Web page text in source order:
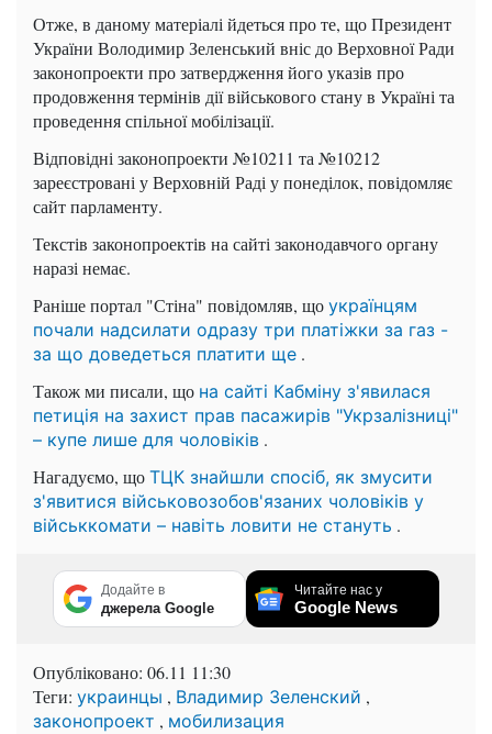
Отже, в даному матеріалі йдеться про те, що Президент
України Володимир Зеленський вніс до Верховної Ради
законопроекти про затвердження його указів про
продовження термінів дії військового стану в Україні та
проведення спільної мобілізації.
Відповідні законопроекти №10211 та №10212
зареєстровані у Верховній Раді у понеділок, повідомляє
сайт парламенту.
Текстів законопроектів на сайті законодавчого органу
наразі немає.
Раніше портал "Стіна" повідомляв, що українцям
почали надсилати одразу три платіжки за газ -
за що доведеться платити ще .
Також ми писали, що на сайті Кабміну з'явилася
петиція на захист прав пасажирів "Укрзалізниці"
– купе лише для чоловіків .
Нагадуємо, що ТЦК знайшли спосіб, як змусити
з'явитися військовозобов'язаних чоловіків у
військкомати – навіть ловити не стануть .
Додайте в
джерела Google
Читайте нас у
Google News
Опубліковано: 06.11 11:30
Теги: украинцы , Владимир Зеленский ,
законопроект , мобилизация